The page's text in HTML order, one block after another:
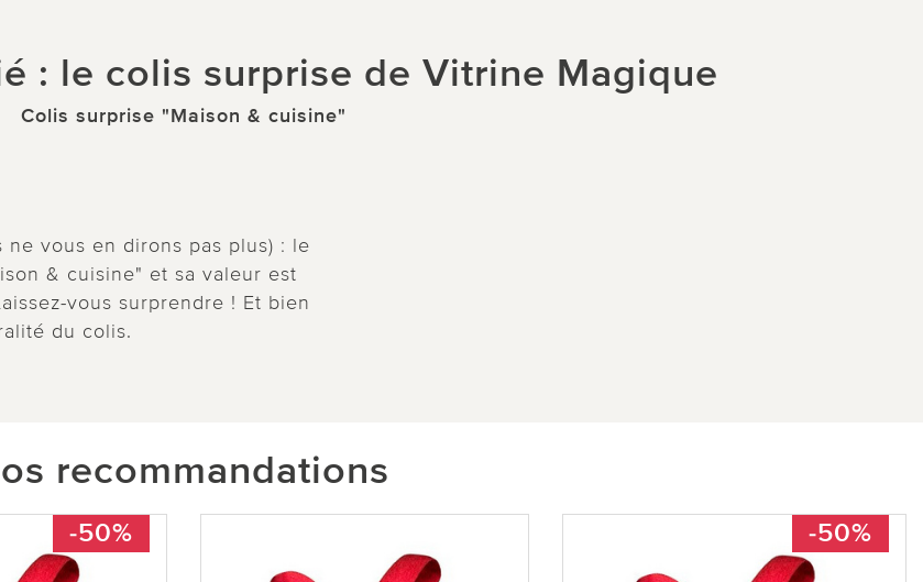
: le colis surprise de Vitrine Magique
Colis surprise "Maison & cuisine"
ne vous en dirons pas plus) : le
& cuisine" et sa valeur est
vous surprendre ! Et bien
du colis.
recommandations
-50% -50%